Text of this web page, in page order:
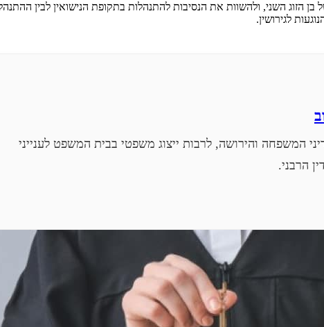
הזוג השני, ולהשוות את הנסיבות להתנהלות בתקופת הנישואין לבין
לגירושין.
המשפחה והירושה, לרבות ייצוג משפטי בבית המשפט לענייני
הרבני.